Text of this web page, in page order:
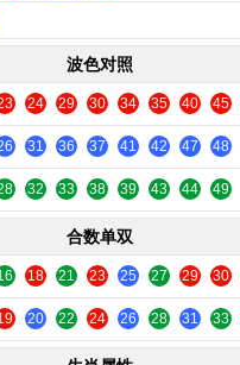
波色对照
24 29 30 34 35 40 45
31 36 37 41 42 47 48
32 33 38 39 43 44 49
合数单双
18 21 23 25 27 29 30
20 22 24 26 28 31 33